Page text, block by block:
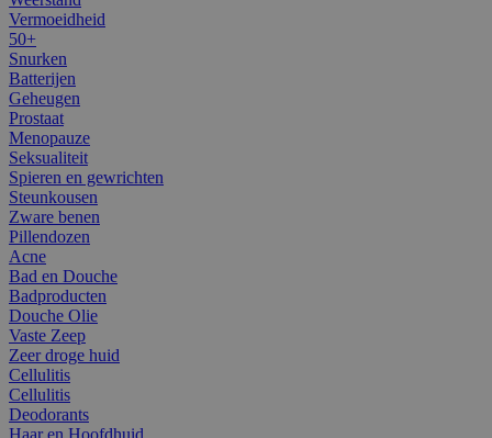
Vermoeidheid
50+
Snurken
Batterijen
Geheugen
Prostaat
Menopauze
Seksualiteit
Spieren en gewrichten
Steunkousen
Zware benen
Pillendozen
Acne
Bad en Douche
Badproducten
Douche Olie
Vaste Zeep
Zeer droge huid
Cellulitis
Cellulitis
Deodorants
Haar en Hoofdhuid